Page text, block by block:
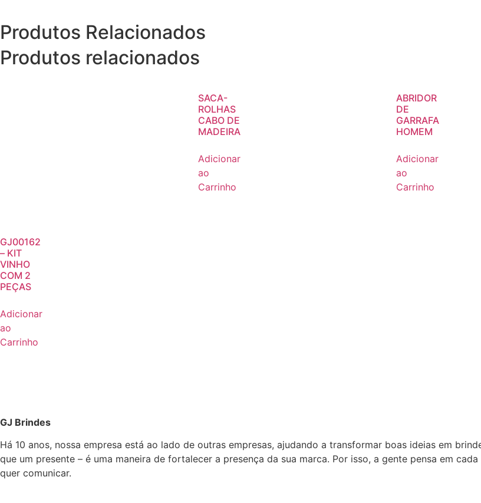
Produtos Relacionados
Produtos relacionados
SACA-
ROLHAS
CABO DE
MADEIRA
Adicionar
ao
Carrinho
ABRIDOR
DE
GARRAFA
HOMEM
Adicionar
ao
Carrinho
GJ00162
– KIT
VINHO
COM 2
PEÇAS
Adicionar
ao
Carrinho
GJ Brindes
Há 10 anos, nossa empresa está ao lado de outras empresas, ajudando a transformar boas ideias em
que um presente – é uma maneira de fortalecer a presença da sua marca. Por isso, a gente pensa em
quer comunicar.